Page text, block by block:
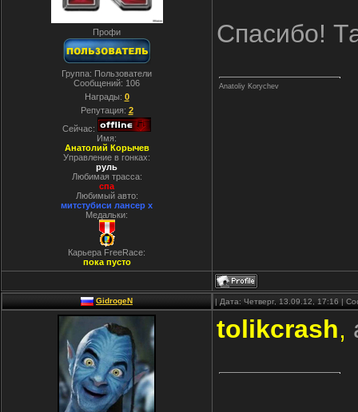
Профи
Группа: Пользователи
Сообщений: 106
Награды: 0
Репутация: 2
Сейчас:
Имя:
Анатолий Корычев
Управление в гонках:
руль
Любимая трасса:
спа
Любимый авто:
митстубиси лансер x
Медальки:
Карьера FreeRace:
пока пусто
Спасибо!
Anatoliy Korychev
GidrogeN | Дата: Четверг, 13.09.12, 17:16 |
tolikcrash,